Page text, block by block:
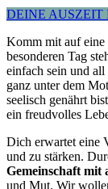
DEINE AUSZEIT
Komm mit auf eine
besonderen Tag
einfach sein und
ganz unter dem
seelisch genährt
ein freudvolles
Dich erwartet eine
und zu stärken.
Gemeinschaft
und Mut. Wir